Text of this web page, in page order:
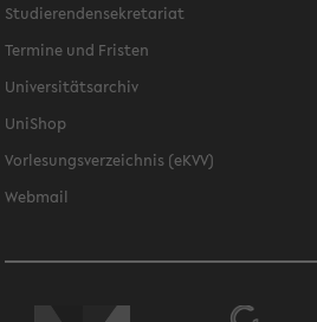
Studierendensekretariat
Termine und Fristen
Universitätsarchiv
UniShop
Vorlesungsverzeichnis (eKVV)
Webmail